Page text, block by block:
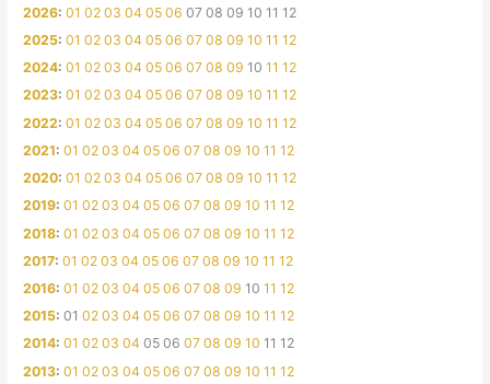
2026:01 02 03 04 05 06 07 08 09 10 11 12
2025:01 02 03 04 05 06 07 08 09 10 11 12
2024:01 02 03 04 05 06 07 08 09 10 11 12
2023:01 02 03 04 05 06 07 08 09 10 11 12
2022:01 02 03 04 05 06 07 08 09 10 11 12
2021:01 02 03 04 05 06 07 08 09 10 11 12
2020:01 02 03 04 05 06 07 08 09 10 11 12
2019:01 02 03 04 05 06 07 08 09 10 11 12
2018:01 02 03 04 05 06 07 08 09 10 11 12
2017:01 02 03 04 05 06 07 08 09 10 11 12
2016:01 02 03 04 05 06 07 08 09 10 11 12
2015:01 02 03 04 05 06 07 08 09 10 11 12
2014:01 02 03 04 05 06 07 08 09 10 11 12
2013:01 02 03 04 05 06 07 08 09 10 11 12